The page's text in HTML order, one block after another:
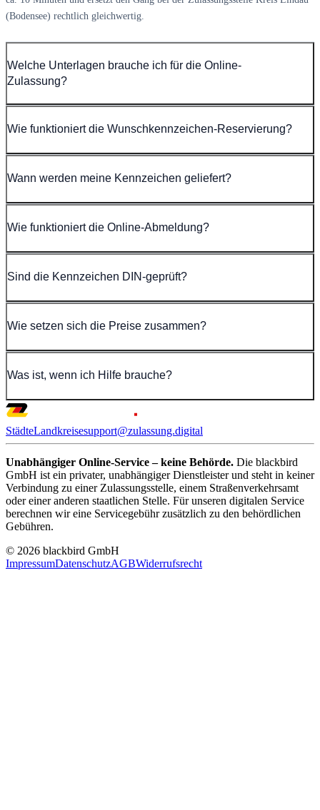
(Bodensee) rechtlich gleichwertig.
Welche Unterlagen brauche ich für die Online-
Zulassung?
Wie funktioniert die Wunschkennzeichen-Reservierung?
Wann werden meine Kennzeichen geliefert?
Wie funktioniert die Online-Abmeldung?
Sind die Kennzeichen DIN-geprüft?
Wie setzen sich die Preise zusammen?
Was ist, wenn ich Hilfe brauche?
StädteLandkreisesupport@zulassung.digital
Unabhängiger Online-Service – keine Behörde. Die blackbird
GmbH ist ein privater, unabhängiger Dienstleister und steht in keiner
Verbindung zu einer Zulassungsstelle, einem Straßenverkehrsamt
oder einer anderen staatlichen Stelle. Für unseren digitalen Service
berechnen wir eine Servicegebühr zusätzlich zu den behördlichen
Gebühren.
© 2026 blackbird GmbH
ImpressumDatenschutzAGBWiderrufsrecht